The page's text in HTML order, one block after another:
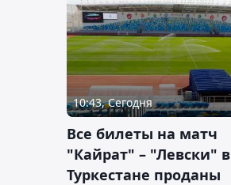
10:43, Сегодня
Все билеты на матч
"Кайрат" – "Левски" в
Туркестане проданы